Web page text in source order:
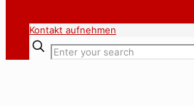
Kontakt aufnehmen